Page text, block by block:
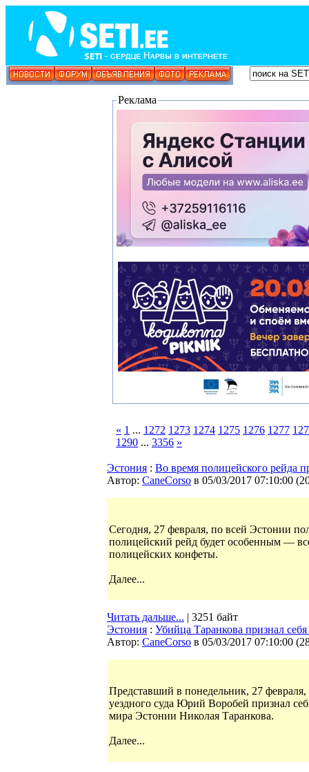
Реклама
« 1 ... 1272 1273 1274 1275 1276 1277
1290 ... 3356 »
Эстония : Во время полицейского рейда
Автор: CaneCorso в 05/03/2017 07:10:00 (
Сегодня, 27 февраля, по всей Эстонии
полицейский рейд будет особенным —
полицейских конфеты.
Далее...
Читать дальше... | 3251 байт
Эстония : Убийца Таранкова признал
Автор: CaneCorso в 05/03/2017 07:10:00 (
Представший в понедельник, 27
уездного суда Юрий Воробей признал
мира Эстонии Николая Таранкова.
Далее...